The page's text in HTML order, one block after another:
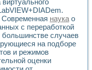
процессом
среды специальной
с
INSTRUMENTS
термотрансферной
исследований на базе
для исследова¬ния
наукао
с переработкой
случаев
на подборе
и режимов
оценки